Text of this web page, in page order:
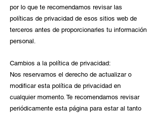
por lo que te recomendamos revisar las
políticas de privacidad de esos sitios web de
terceros antes de proporcionarles tu información
personal.
Cambios a la política de privacidad:
Nos reservamos el derecho de actualizar o
modificar esta política de privacidad en
cualquier momento. Te recomendamos revisar
periódicamente esta página para estar al tanto